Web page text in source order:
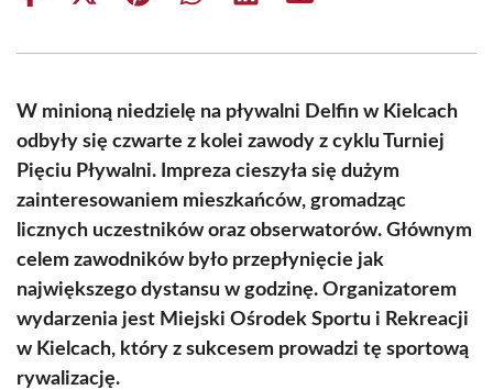
(Twitter)
W minioną niedzielę na pływalni Delfin w Kielcach
odbyły się czwarte z kolei zawody z cyklu Turniej
Pięciu Pływalni. Impreza cieszyła się dużym
zainteresowaniem mieszkańców, gromadząc
licznych uczestników oraz obserwatorów. Głównym
celem zawodników było przepłynięcie jak
największego dystansu w godzinę. Organizatorem
wydarzenia jest Miejski Ośrodek Sportu i Rekreacji
w Kielcach, który z sukcesem prowadzi tę sportową
rywalizację.